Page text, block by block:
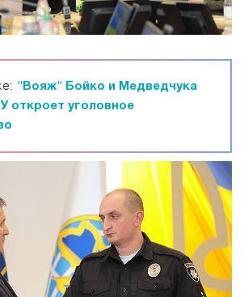
"Вояж" Бойко и Медведчука
откроет уголовное